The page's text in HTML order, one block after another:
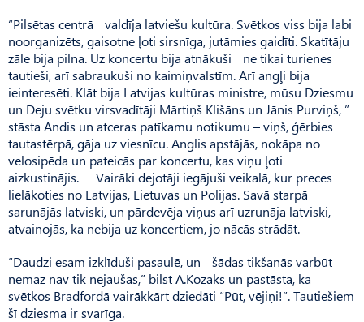
“Pilsētas centrā valdīja latviešu kultūra. Svētkos viss bija labi
noorganizēts, gaisotne ļoti sirsnīga, jutāmies gaidīti. Skatītāju
zāle bija pilna. Uz koncertu bija atnākuši ne tikai turienes
tautieši, arī sabraukuši no kaimiņvalstīm. Arī angļi bija
ieinteresēti. Klāt bija Latvijas kultūras ministre, mūsu Dziesmu
un Deju svētku virsvadītāji Mārtiņš Klišāns un Jānis Purviņš, ”
stāsta Andis un atceras patīkamu notikumu – viņš, ģērbies
tautastērpā, gāja uz viesnīcu. Anglis apstājās, nokāpa no
velosipēda un pateicās par koncertu, kas viņu ļoti
aizkustinājis. Vairāki dejotāji iegājuši veikalā, kur preces
lielākoties no Latvijas, Lietuvas un Polijas. Savā starpā
sarunājās latviski, un pārdevēja viņus arī uzrunāja latviski,
atvainojās, ka nebija uz koncertiem, jo nācās strādāt.
“Daudzi esam izklīduši pasaulē, un šādas tikšanās varbūt
nemaz nav tik nejaušas,” bilst A.Ko­zaks un pastāsta, ka
svētkos Bradfordā vairākkārt dziedāti “Pūt, vējiņi!”. Tautiešiem
šī dzies­ma ir svarīga.